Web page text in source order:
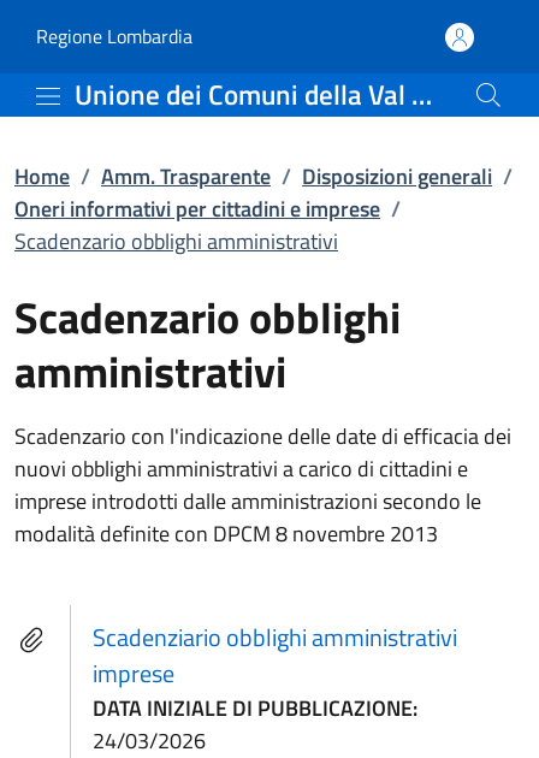
Scadenzario obblighi
Regione Lombardia(apre in un'altra scheda).
Unione dei Comuni della Val Saviore
Home / Amm. Trasparente / Disposizioni generali /
Oneri informativi per cittadini e imprese /
Scadenzario obblighi amministrativi
Scadenzario obblighi
amministrativi
Scadenzario con l'indicazione delle date di efficacia dei
nuovi obblighi amministrativi a carico di cittadini e
imprese introdotti dalle amministrazioni secondo le
modalità definite con DPCM 8 novembre 2013
Scadenziario obblighi amministrativi
imprese
DATA INIZIALE DI PUBBLICAZIONE:
24/03/2026